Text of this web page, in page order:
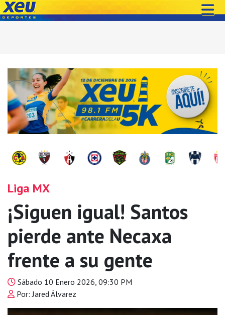
Liga MX
¡Siguen igual! Santos
pierde ante Necaxa
frente a su gente
Sábado 10 Enero 2026, 09:30 PM
Por: Jared Álvarez